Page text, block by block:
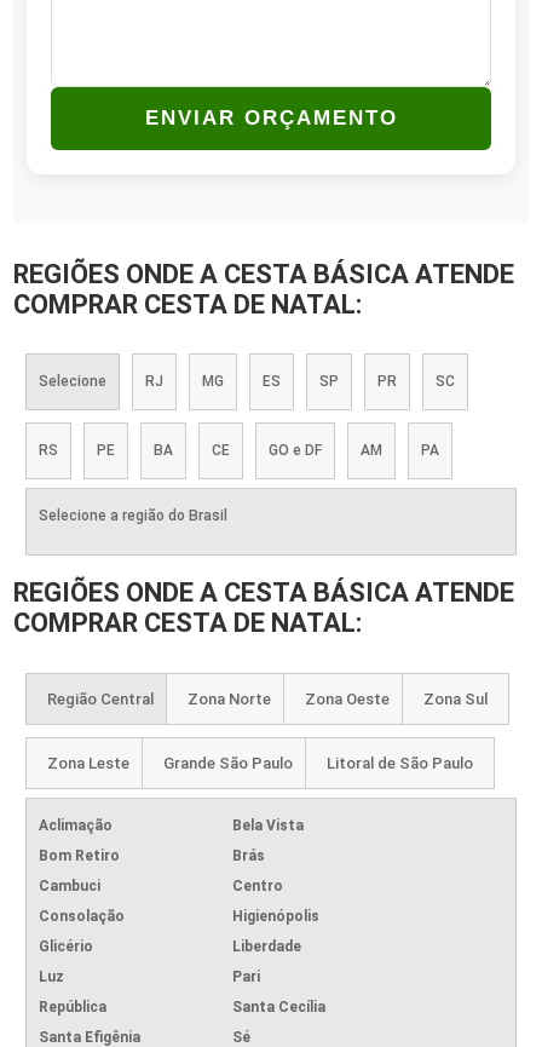
ENVIAR ORÇAMENTO
REGIÕES ONDE A CESTA BÁSICA ATENDE
COMPRAR CESTA DE NATAL:
Selecione RJ MG ES SP PR SC
RS PE BA CE GO e DF AM PA
Selecione a região do Brasil
REGIÕES ONDE A CESTA BÁSICA ATENDE
COMPRAR CESTA DE NATAL:
Região Central Zona Norte Zona Oeste Zona Sul
Zona Leste Grande São Paulo Litoral de São Paulo
Aclimação
Bela Vista
Bom Retiro
Brás
Cambuci
Centro
Consolação
Higienópolis
Glicério
Liberdade
Luz
Pari
República
Santa Cecília
Santa Efigênia
Sé